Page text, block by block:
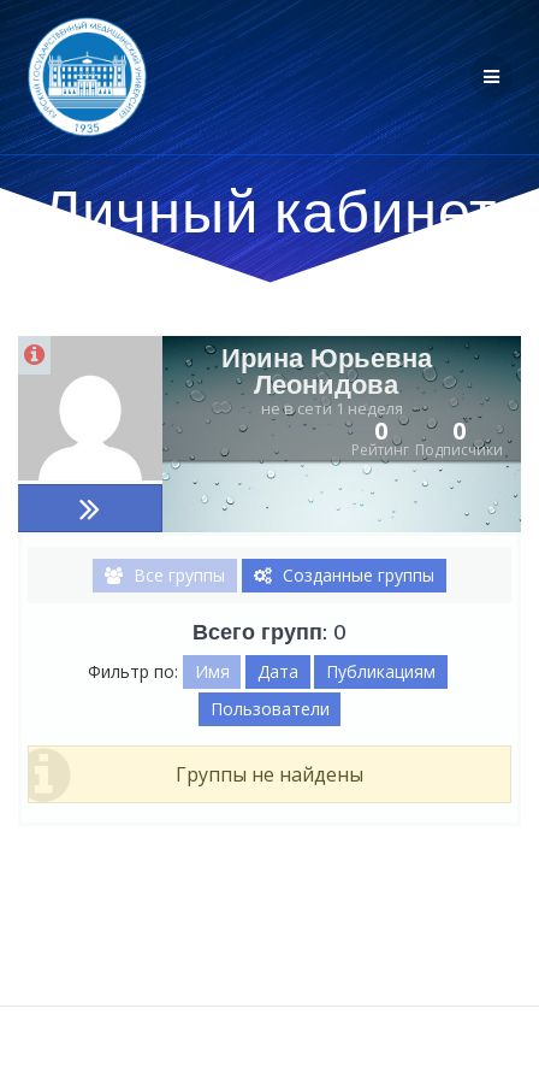
Личный кабинет
Ирина Юрьевна
Леонидова
не в сети 1 неделя
Рейтинг
0
Подписчики
0
Все группы Созданные группы
Всего групп: 0
Фильтр по: Имя Дата
Публикациям
Пользователи
Группы не найдены